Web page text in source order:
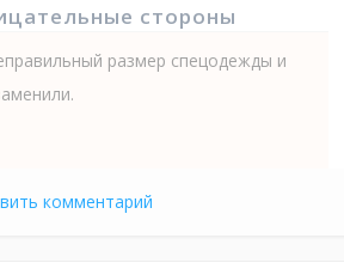
стороны
размер спецодежды и
комментарий